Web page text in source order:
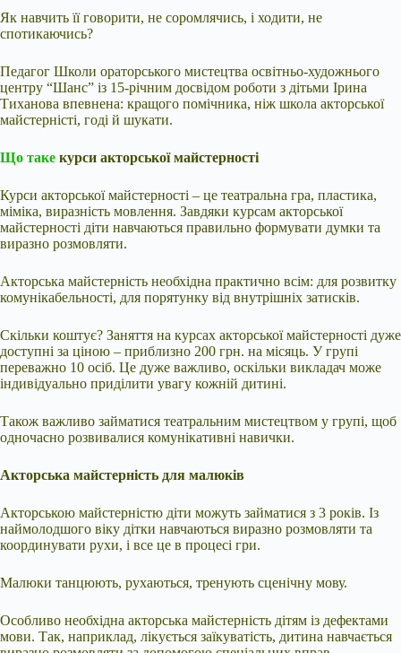
Як навчить її говорити, не соромлячись, і ходити, не
спотикаючись?
Педагог Школи ораторського мистецтва освітньо-художнього
центру “Шанс” із 15-річним досвідом роботи з дітьми Ірина
Тиханова впевнена: кращого помічника, ніж школа акторської
майстерністі, годі й шукати.
Що таке курси акторської майстерності
Курси акторської майстерності – це театральна гра, пластика,
міміка, виразність мовлення. Завдяки курсам акторської
майстерності діти навчаються правильно формувати думки та
виразно розмовляти.
Акторська майстерність необхідна практично всім: для розвитку
комунікабельності, для порятунку від внутрішніх затисків.
Скільки коштує? Заняття на курсах акторської майстерності дуже
доступні за ціною – приблизно 200 грн. на місяць. У групі
переважно 10 осіб. Це дуже важливо, оскільки викладач може
індивідуально приділити увагу кожній дитині.
Також важливо займатися театральним мистецтвом у групі, щоб
одночасно розвивалися комунікативні навички.
Акторська майстерність для малюків
Акторською майстерністю діти можуть займатися з 3 років. Із
наймолодшого віку дітки навчаються виразно розмовляти та
координувати рухи, і все це в процесі гри.
Малюки танцюють, рухаються, тренують сценічну мову.
Особливо необхідна акторська майстерність дітям із дефектами
мови. Так, наприклад, лікується заїкуватість, дитина навчається